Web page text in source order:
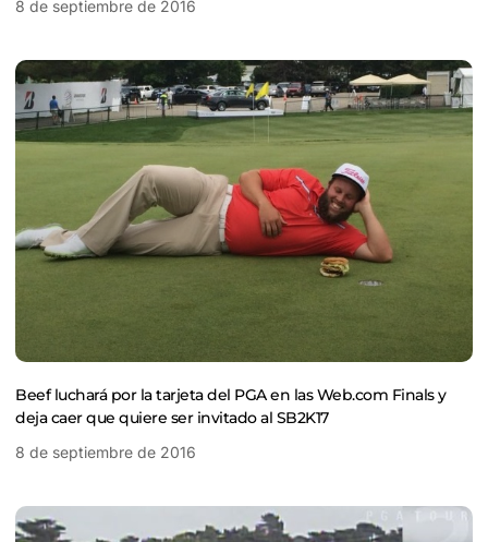
8 de septiembre de 2016
Beef luchará por la tarjeta del PGA en las Web.com Finals y
deja caer que quiere ser invitado al SB2K17
8 de septiembre de 2016